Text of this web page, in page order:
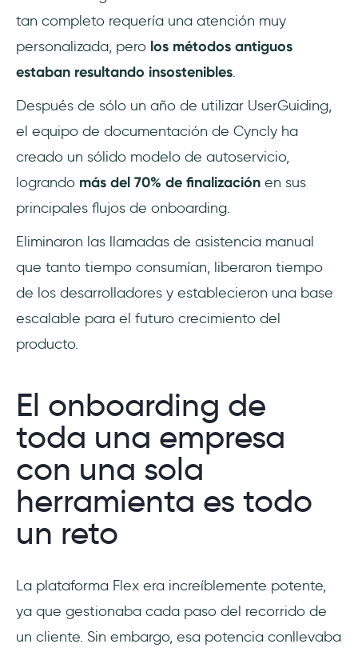
tan completo requería una atención muy
personalizada, pero los métodos antiguos
estaban resultando insostenibles.
Después de sólo un año de utilizar UserGuiding,
el equipo de documentación de Cyncly ha
creado un sólido modelo de autoservicio,
logrando más del 70% de finalización en sus
principales flujos de onboarding.
Eliminaron las llamadas de asistencia manual
que tanto tiempo consumían, liberaron tiempo
de los desarrolladores y establecieron una base
escalable para el futuro crecimiento del
producto.
El onboarding de
toda una empresa
con una sola
herramienta es todo
un reto
La plataforma Flex era increíblemente potente,
ya que gestionaba cada paso del recorrido de
un cliente. Sin embargo, esa potencia conllevaba